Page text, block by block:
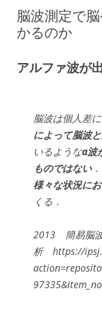
脳波測定で
かるのか
アルファ波が
脳波は個人差
によって脳波
いるようなα波
ものではない
様々な状況に
くる．
2013 簡易脳
析 https://